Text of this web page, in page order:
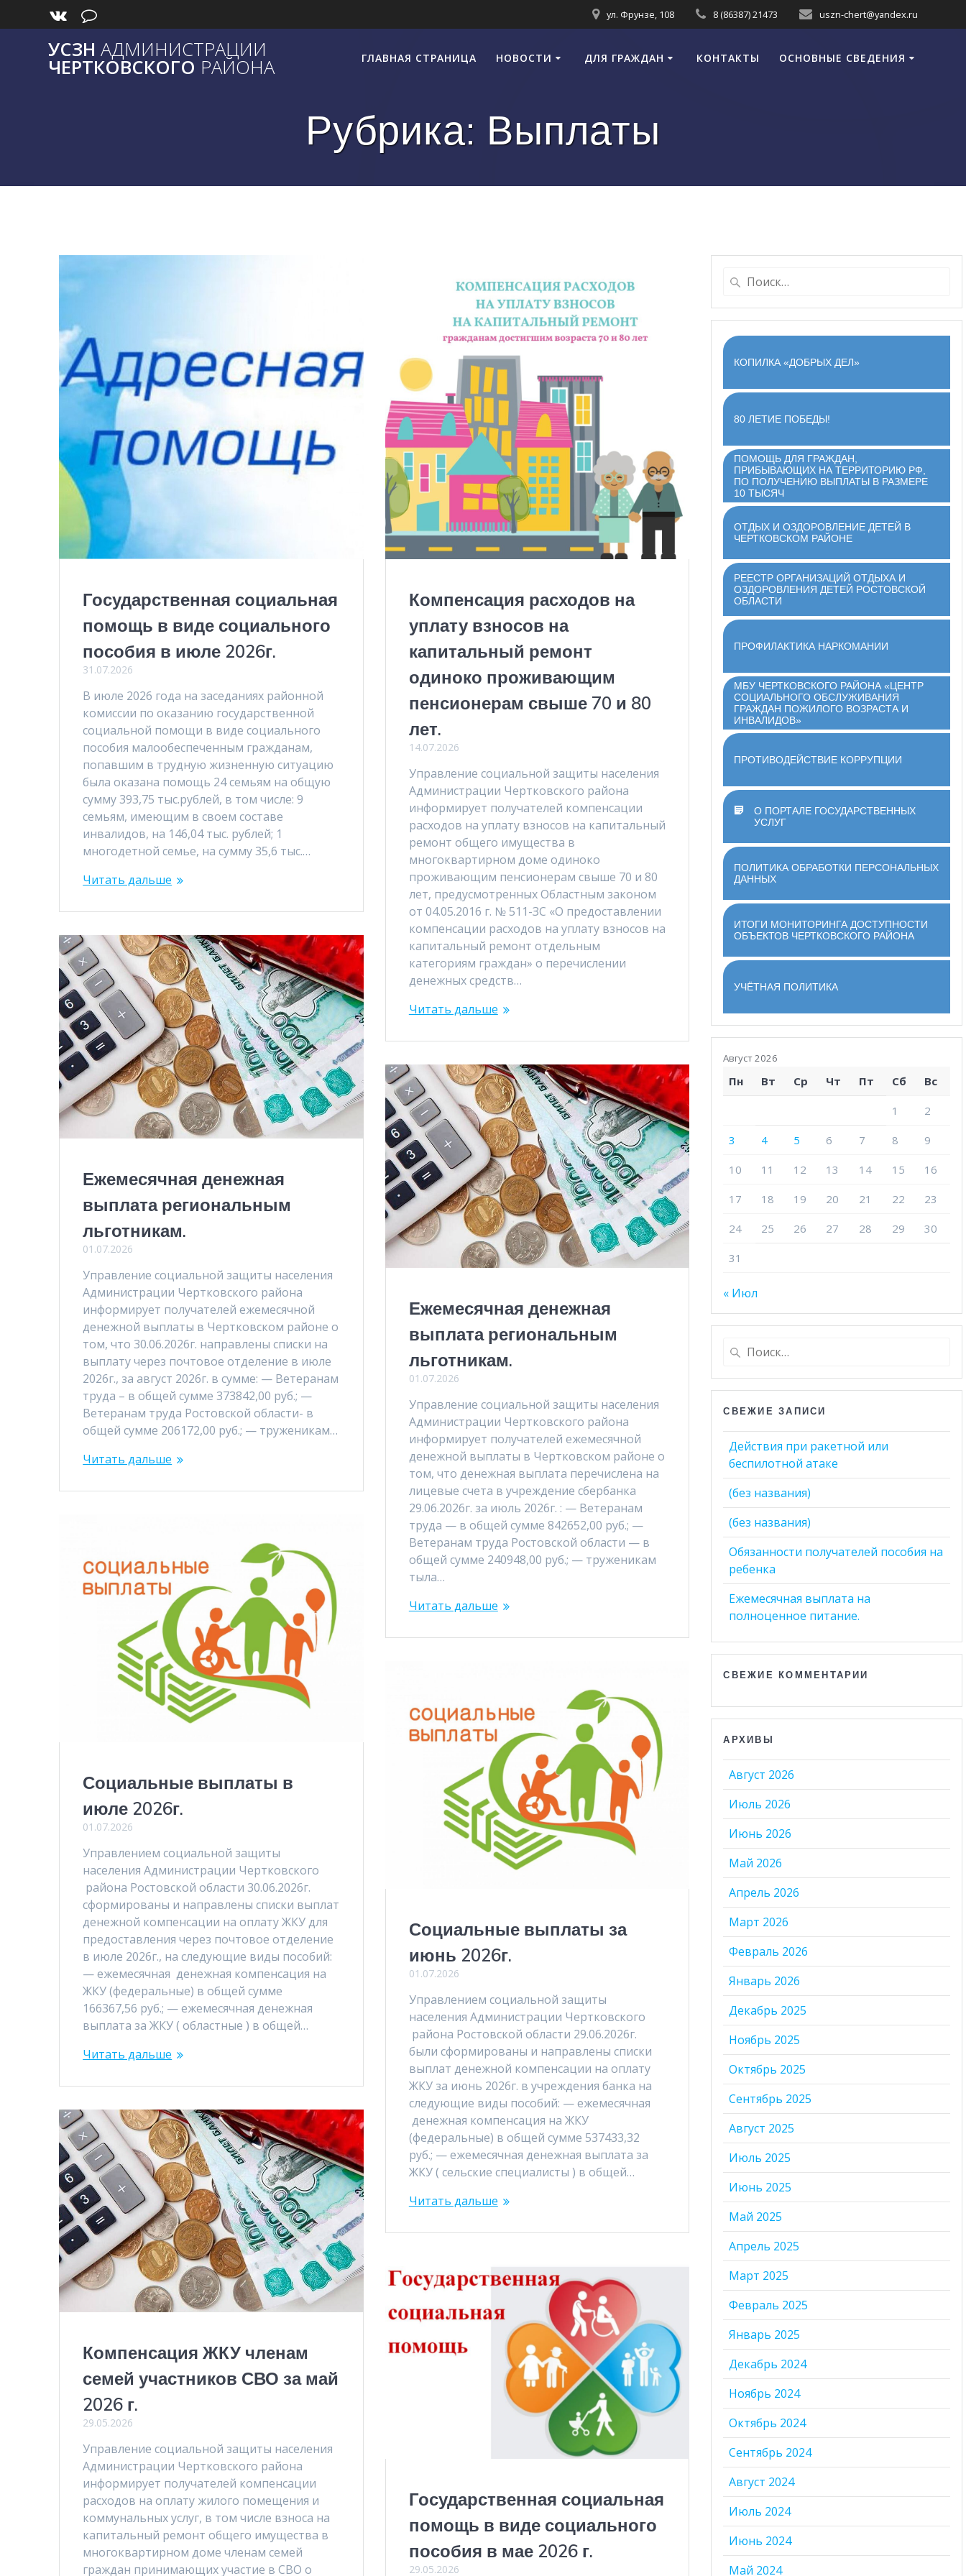
to
ул. Фрунзе, 108 8 (86387) 21473 uszn-chert@yandex.ru
УСЗН АДМИНИСТРАЦИИ
ЧЕРТКОВСКОГО РАЙОНА ГЛАВНАЯ СТРАНИЦА НОВОСТИ ДЛЯ ГРАЖДАН КОНТАКТЫ ОСНОВНЫЕ СВЕДЕНИЯ
Рубрика: Выплаты
Государственная социальная
помощь в виде социального
пособия в июле 2026г.
31.07.2026
В июле 2026 года на заседаниях районной
комиссии по оказанию государственной
социальной помощи в виде социального
пособия малообеспеченным гражданам,
попавшим в трудную жизненную ситуацию
была оказана помощь 24 семьям на общую
сумму 393,75 тыс.рублей, в том числе: 9
семьям, имеющим в своем составе
инвалидов, на 146,04 тыс. рублей; 1
многодетной семье, на сумму 35,6 тыс.…
Читать дальше
Компенсация расходов на
уплату взносов на
капитальный ремонт
одиноко проживающим
пенсионерам свыше 70 и 80
лет.
14.07.2026
Управление социальной защиты населения
Администрации Чертковского района
информирует получателей компенсации
расходов на уплату взносов на капитальный
ремонт общего имущества в
многоквартирном доме одиноко
проживающим пенсионерам свыше 70 и 80
лет, предусмотренных Областным законом
от 04.05.2016 г. № 511-ЗС «О предоставлении
компенсации расходов на уплату взносов на
капитальный ремонт отдельным
категориям граждан» о перечислении
денежных средств…
Читать дальше
Ежемесячная денежная
выплата региональным
льготникам.
01.07.2026
Управление социальной защиты населения
Администрации Чертковского района
информирует получателей ежемесячной
денежной выплаты в Чертковском районе о
том, что 30.06.2026г. направлены списки на
выплату через почтовое отделение в июле
2026г., за август 2026г. в сумме: — Ветеранам
труда – в общей сумме 373842,00 руб.; —
Ветеранам труда Ростовской области- в
общей сумме 206172,00 руб.; — труженикам…
Читать дальше
Ежемесячная денежная
выплата региональным
льготникам.
01.07.2026
Управление социальной защиты населения
Администрации Чертковского района
информирует получателей ежемесячной
денежной выплаты в Чертковском районе о
том, что денежная выплата перечислена на
лицевые счета в учреждение сбербанка
29.06.2026г. за июль 2026г. : — Ветеранам
труда — в общей сумме 842652,00 руб.; —
Ветеранам труда Ростовской области — в
общей сумме 240948,00 руб.; — труженикам
тыла…
Читать дальше
Социальные выплаты в
июле 2026г.
01.07.2026
Управлением социальной защиты
населения Администрации Чертковского
района Ростовской области 30.06.2026г.
сформированы и направлены списки выплат
денежной компенсации на оплату ЖКУ для
предоставления через почтовое отделение
в июле 2026г., на следующие виды пособий:
— ежемесячная денежная компенсация на
ЖКУ (федеральные) в общей сумме
166367,56 руб.; — ежемесячная денежная
выплата за ЖКУ ( областные ) в общей…
Читать дальше
Социальные выплаты за
июнь 2026г.
01.07.2026
Управлением социальной защиты
населения Администрации Чертковского
района Ростовской области 29.06.2026г.
были сформированы и направлены списки
выплат денежной компенсации на оплату
ЖКУ за июнь 2026г. в учреждения банка на
следующие виды пособий: — ежемесячная
денежная компенсация на ЖКУ
(федеральные) в общей сумме 537433,32
руб.; — ежемесячная денежная выплата за
ЖКУ ( сельские специалисты ) в общей…
Читать дальше
Компенсация ЖКУ членам
семей участников СВО за май
2026 г.
29.05.2026
Управление социальной защиты населения
Администрации Чертковского района
информирует получателей компенсации
расходов на оплату жилого помещения и
коммунальных услуг, в том числе взноса на
капитальный ремонт общего имущества в
многоквартирном доме членам семей
граждан принимающих участие в СВО о
Государственная социальная
помощь в виде социального
пособия в мае 2026 г.
29.05.2026
Найти:
КОПИЛКА «ДОБРЫХ ДЕЛ»
80 ЛЕТИЕ ПОБЕДЫ!
ПОМОЩЬ ДЛЯ ГРАЖДАН,
ПРИБЫВАЮЩИХ НА ТЕРРИТОРИЮ РФ,
ПО ПОЛУЧЕНИЮ ВЫПЛАТЫ В РАЗМЕРЕ
10 ТЫСЯЧ
ОТДЫХ И ОЗДОРОВЛЕНИЕ ДЕТЕЙ В
ЧЕРТКОВСКОМ РАЙОНЕ
РЕЕСТР ОРГАНИЗАЦИЙ ОТДЫХА И
ОЗДОРОВЛЕНИЯ ДЕТЕЙ РОСТОВСКОЙ
ОБЛАСТИ
ПРОФИЛАКТИКА НАРКОМАНИИ
МБУ ЧЕРТКОВСКОГО РАЙОНА «ЦЕНТР
СОЦИАЛЬНОГО ОБСЛУЖИВАНИЯ
ГРАЖДАН ПОЖИЛОГО ВОЗРАСТА И
ИНВАЛИДОВ»
ПРОТИВОДЕЙСТВИЕ КОРРУПЦИИ
О ПОРТАЛЕ ГОСУДАРСТВЕННЫХ
УСЛУГ
ПОЛИТИКА ОБРАБОТКИ ПЕРСОНАЛЬНЫХ
ДАННЫХ
ИТОГИ МОНИТОРИНГА ДОСТУПНОСТИ
ОБЪЕКТОВ ЧЕРТКОВСКОГО РАЙОНА
УЧЁТНАЯ ПОЛИТИКА
Август 2026
Пн Вт Ср Чт Пт Сб Вс
1 2
3 4 5 6 7 8 9
10 11 12 13 14 15 16
17 18 19 20 21 22 23
24 25 26 27 28 29 30
31
« Июл
Найти:
СВЕЖИЕ ЗАПИСИ
Действия при ракетной или
беспилотной атаке
(без названия)
(без названия)
Обязанности получателей пособия на
ребенка
Ежемесячная выплата на
полноценное питание.
СВЕЖИЕ КОММЕНТАРИИ
АРХИВЫ
Август 2026
Июль 2026
Июнь 2026
Май 2026
Апрель 2026
Март 2026
Февраль 2026
Январь 2026
Декабрь 2025
Ноябрь 2025
Октябрь 2025
Сентябрь 2025
Август 2025
Июль 2025
Июнь 2025
Май 2025
Апрель 2025
Март 2025
Февраль 2025
Январь 2025
Декабрь 2024
Ноябрь 2024
Октябрь 2024
Сентябрь 2024
Август 2024
Июль 2024
Июнь 2024
Май 2024